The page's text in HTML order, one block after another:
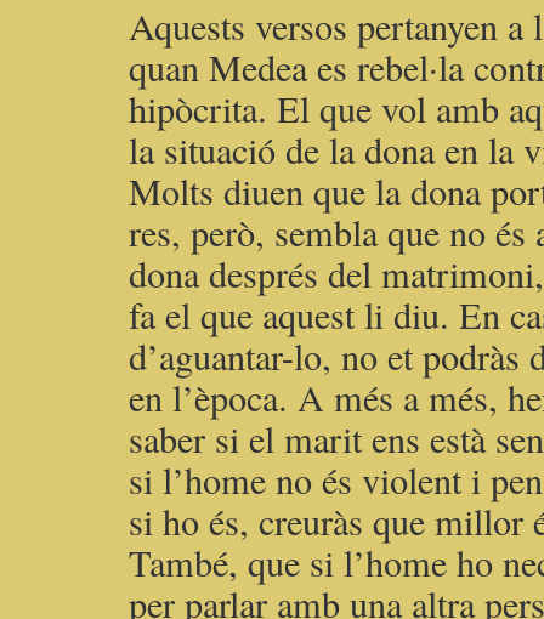
Aquests versos pertanyen a
quan Medea es rebel·la
hipòcrita. El que vol amb
la situació de la dona en la
Molts diuen que la dona
res, però, sembla que no
dona després del
fa el que aquest li diu. En
d’aguantar-lo, no et
en l’època. A més a més,
saber si el marit ens està
si l’home no és violent i
si ho és, creuràs que millor
També, que si l’home ho
per parlar amb una altra